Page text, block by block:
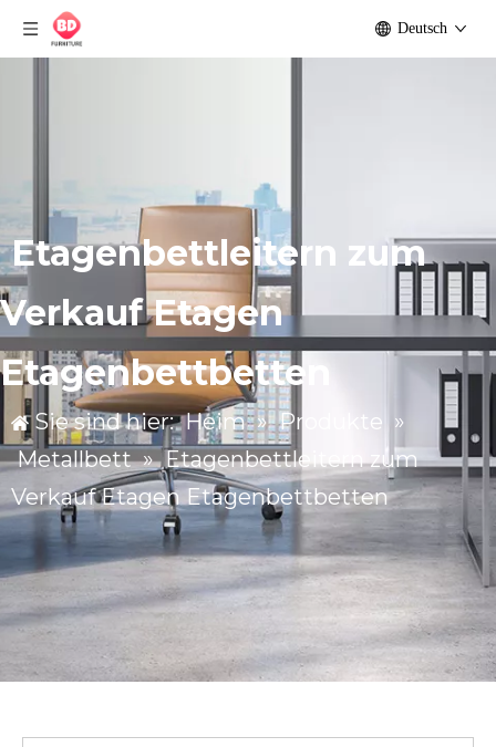
Deutsch
Etagenbettleitern zum
Verkauf Etagen
Etagenbettbetten
Sie sind hier: Heim » Produkte »
Metallbett » Etagenbettleitern zum
Verkauf Etagen Etagenbettbetten